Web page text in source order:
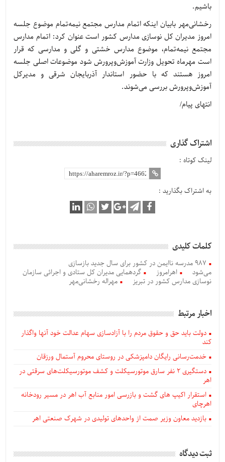
باشیم.
رخشانی‌مهر بابیان اینکه اتمام مدارس مجتمع نیمه‌تمام موضوع جلسه
امروز مدیران کل نوسازی مدارس کشور است عنوان کرد: اتمام مدارس
مجتمع نیمه‌تمام، موضوع مدارس خشتی و گلی و مدارسی که قرار
است مهرماه تحویل وزارت آموزش‌وپرورش شود موضوعات اصلی جلسه
امروز هستند که با حضور استاندار آذربایجان شرقی و مدیرکل
آموزش‌وپرورش بررسی می‌شوند.
انتهای پیام/
اشتراک گذاری
لینک کوتاه :
به اشتراک بگذارید :
کلمات کلیدی
۹۸۷ مدرسه ناایمن در کشور برای سال جدید بازسازی
می‌شود
اهرامروز
گردهمایی مدیران کل ستادی و اجرائی سازمان
نوسازی مدارس کشور در تبریز
مهراله رخشانی‌مهر
اخبار مرتبط
دولت باید حق و حقوق مردم را با آزادسازی سهام عدالت خود آنها واگذار
کند
خدمت‌رسانی رایگان دامپزشکی در روستای محروم آستمال ورزقان
دستگيری ۲ نفر سارق موتورسیکلت و کشف موتورسیکلت‌های سرقتی در
اهر
استقرار اکیپ های گشت و بازرسی امور منابع آب اهر در مسیر رودخانه
اهرچای
بازدید معاون وزیر صمت از واحدهای تولیدی در شهرک صنعتی اهر
ثبت دیدگاه